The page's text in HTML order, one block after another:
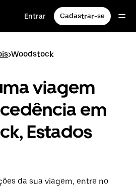
Entrar Cadastrar-se
>Woodstock
viagem
em
Estados
da sua viagem, entre no